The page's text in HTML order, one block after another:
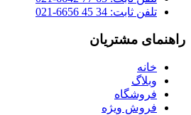
تلفن ثابت: 34 45 6656-021
راهنمای مشتریان
خانه
وبلاگ
فروشگاه
فروش ویژه